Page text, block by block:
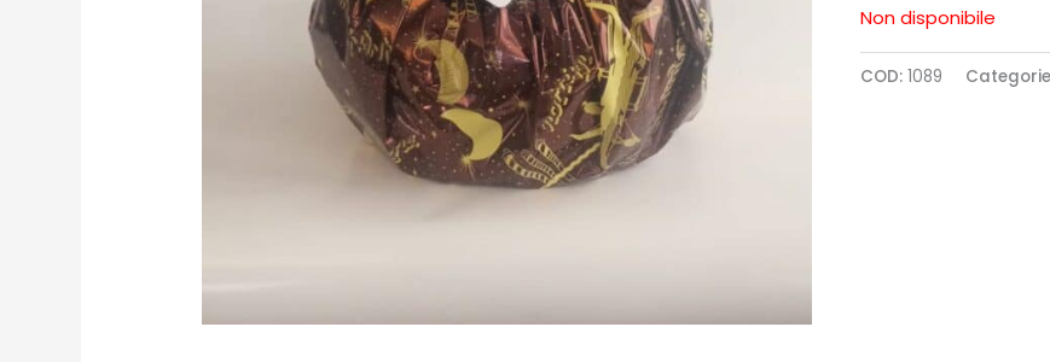
Non disponibile
COD:1089